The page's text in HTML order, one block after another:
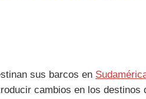
sus barcos en
cambios en los